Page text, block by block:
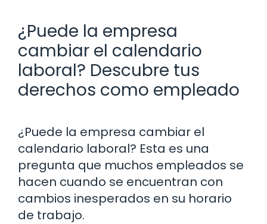
¿Puede la empresa
cambiar el calendario
laboral? Descubre tus
derechos como empleado
¿Puede la empresa cambiar el
calendario laboral? Esta es una
pregunta que muchos empleados se
hacen cuando se encuentran con
cambios inesperados en su horario
de trabajo.